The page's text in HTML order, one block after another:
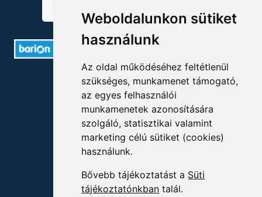
Weboldalunkon sütiket
használunk
Az oldal működéséhez feltétlenül
szükséges, munkamenet támogató,
az egyes felhasználói
munkamenetek azonosítására
szolgáló, statisztikai valamint
marketing célú sütiket (cookies)
használunk.
Bővebb tájékoztatást a Süti
tájékoztatónkban talál.
ELÉRHETŐSÉGEK
+36 1 880 7600
info@mprx.hu